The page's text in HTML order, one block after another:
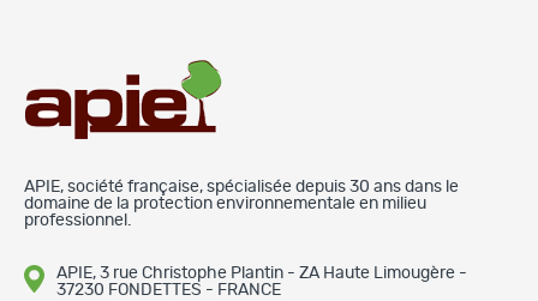
APIE, société française, spécialisée depuis 30 ans dans le
domaine de la protection environnementale en milieu
professionnel.
APIE, 3 rue Christophe Plantin - ZA Haute Limougère -
37230 FONDETTES - FRANCE